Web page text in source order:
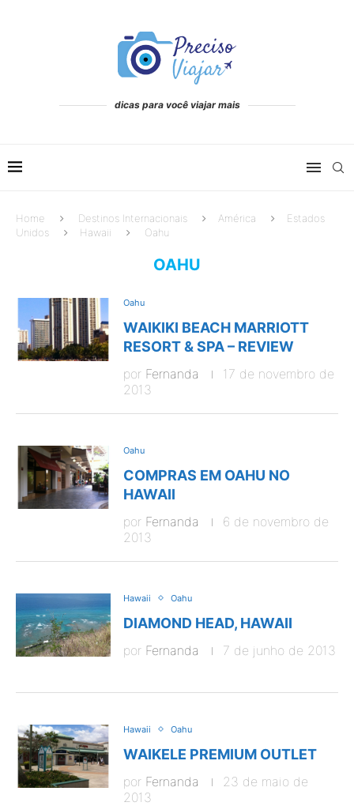
dicas para você viajar mais
Home Destinos Internacionais América
Estados
Unidos
Hawaii Oahu
OAHU
Oahu
WAIKIKI BEACH MARRIOTT
RESORT & SPA – REVIEW
por Fernanda
17 de novembro de
2013
Oahu
COMPRAS EM OAHU NO
HAWAII
por Fernanda
6 de novembro de
2013
Hawaii Oahu
DIAMOND HEAD, HAWAII
por Fernanda 7 de junho de 2013
Hawaii Oahu
WAIKELE PREMIUM OUTLET
por Fernanda
23 de maio de
2013